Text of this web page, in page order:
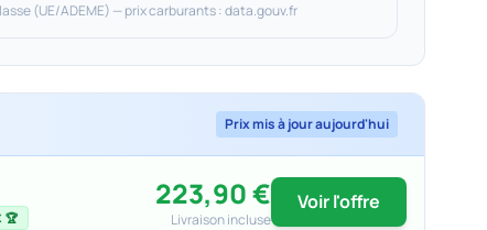
(UE/ADEME) — prix carburants : data.gouv.fr
Prix mis à jour aujourd'hui
🏆
223,90 €
Livraison incluse
Voir l'offre